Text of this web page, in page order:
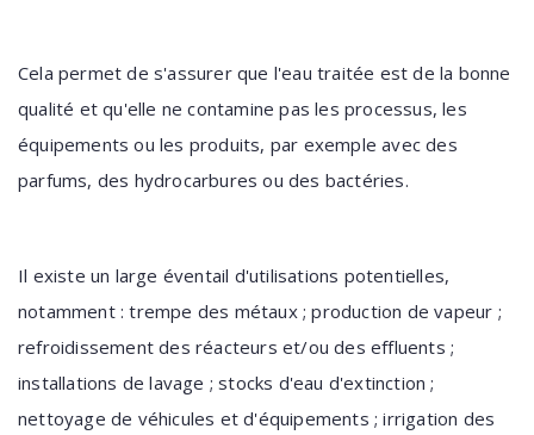
Cela permet de s'assurer que l'eau traitée est de la bonne
qualité et qu'elle ne contamine pas les processus, les
équipements ou les produits, par exemple avec des
parfums, des hydrocarbures ou des bactéries.
Il existe un large éventail d'utilisations potentielles,
notamment : trempe des métaux ; production de vapeur ;
refroidissement des réacteurs et/ou des effluents ;
installations de lavage ; stocks d'eau d'extinction ;
nettoyage de véhicules et d'équipements ; irrigation des